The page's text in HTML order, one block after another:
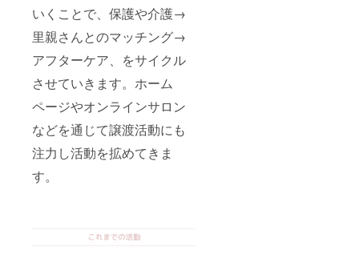
いくことで、保護や介護→
里親さんとのマッチング→
アフターケア、をサイクル
させていきます。ホーム
ページやオンラインサロン
などを通じて譲渡活動にも
注力し活動を拡めてきま
す。